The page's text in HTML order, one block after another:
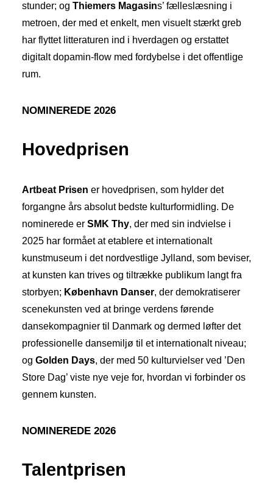
NOMINEREDE 2026
Hovedprisen
Artbeat Prisen er hovedprisen, som hylder det
forgangne års absolut bedste kulturformidling. De
nominerede er SMK Thy, der med sin indvielse i
2025 har formået at etablere et internationalt
kunstmuseum i det nordvestlige Jylland, som beviser,
at kunsten kan trives og tiltrække publikum langt fra
storbyen; København Danser, der demokratiserer
scenekunsten ved at bringe verdens førende
dansekompagnier til Danmark og dermed løfter det
professionelle dansemiljø til et internationalt niveau;
og Golden Days, der med 50 kulturvielser ved ’Den
Store Dag’ viste nye veje for, hvordan vi forbinder os
gennem kunsten.
stunder; og Thiemers Magasins’ fælleslæsning i
metroen, der med et enkelt, men visuelt stærkt greb
har flyttet litteraturen ind i hverdagen og erstattet
digitalt dopamin-flow med fordybelse i det offentlige
rum.
NOMINEREDE 2026
Talentprisen